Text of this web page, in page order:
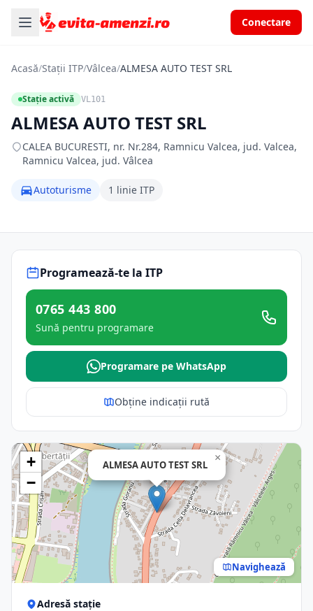
Conectare
Acasă/Stații ITP/Vâlcea/ALMESA AUTO TEST SRL
Stație activă VL101
ALMESA AUTO TEST SRL
CALEA BUCURESTI, nr. Nr.284, Ramnicu Valcea, jud. Valcea,
Ramnicu Valcea, jud. Vâlcea
Autoturisme 1 linie ITP
Programează-te la ITP
0765 443 800
Sună pentru programare
Programare pe WhatsApp
Obține indicații rută
ALMESA AUTO TEST SRL
×
+
−
Navighează
Adresă stație